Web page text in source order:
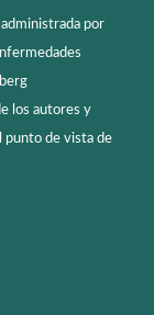
por
los autores y
punto de vista de